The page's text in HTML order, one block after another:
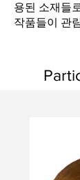
용된 소재들
작품들이 관